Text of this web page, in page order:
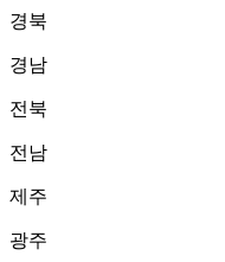
경북
경남
전북
전남
제주
광주